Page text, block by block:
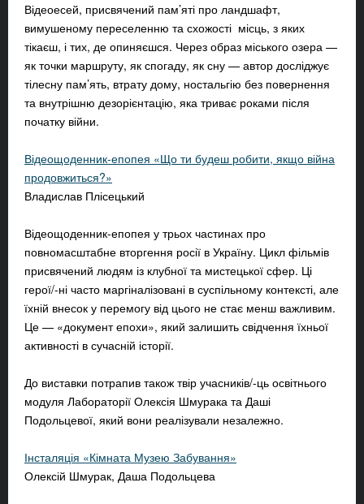
Відеоесей, присвячений пам’яті про ландшафт,
вимушеному переселенню та схожості місць, з яких
тікаєш, і тих, де опиняєшся. Через образ міського озера —
як точки маршруту, як спогаду, як сну — автор досліджує
тілесну пам’ять, втрату дому, ностальгію без повернення
та внутрішню дезорієнтацію, яка триває роками після
початку війни.
Відеощоденник-епопея «Що ти будеш робити, якщо війна
продовжиться?»
Владислав Плісецький
Відеощоденник-епопея у трьох частинах про
повномасштабне вторгення росії в Україну. Цикл фільмів
присвячений людям із клубної та мистецької сфер. Ці
герої/-ні часто маргіналізовані в суспільному контексті, але
їхній внесок у перемогу від цього не стає менш важливим.
Це — «документ епохи», який залишить свідчення їхньої
активності в сучасній історії.
До виставки потрапив також твір учасників/-ць освітнього
модуля Лабораторії Олексія Шмурака та Даші
Подольцевої, який вони реалізували незалежно.
Інсталяція «Кімната Музею Забування»
Олексій Шмурак, Даша Подольцева